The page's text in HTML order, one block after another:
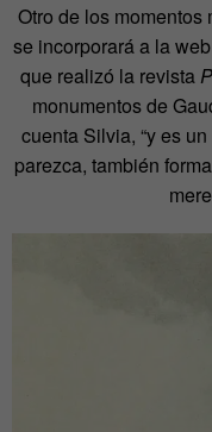
Otro de los
se incorporará a la
que realizó la revista
monumentos de
cuenta Silvia, “y es
parezca, también